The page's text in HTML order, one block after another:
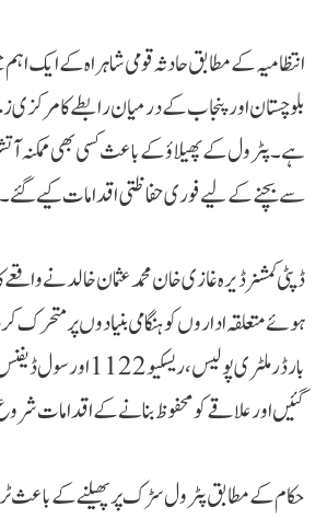
انتظامیہ کے مطابق حادثہ قومی شاہراہ کے ایک اہم
بلوچستان اور پنجاب کے درمیان رابطے کا مرکزی
ہے۔ پٹرول کے پھیلاؤ کے باعث کسی بھی ممکنہ
سے بچنے کے لیے فوری حفاظتی اقدامات کیے گئے۔
ڈپٹی کمشنر ڈیرہ غازی خان محمد عثمان خالد نے
ہوئے متعلقہ اداروں کو ہنگامی بنیادوں پر متحرک
بارڈر ملٹری پولیس،
گئیں اور علاقے کو محفوظ بنانے کے اقدامات
حکام کے مطابق پٹرول سڑک پر پھیلنے کے باعث